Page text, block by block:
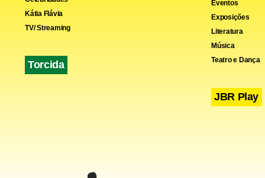
Esta
mundial de
primeiros
Nesta
Um
Kátia Flávia
TV/ Streaming
Torcida
Eventos
Exposições
Literatura
Música
Teatro e Dança
JBR Play